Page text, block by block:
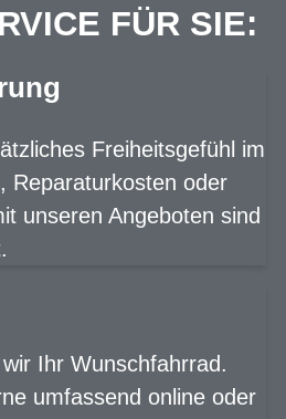
FÜR SIE:
Freiheitsgefühl im
Reparaturkosten oder
unseren Angeboten sind
Ihr Wunschfahrrad.
umfassend online oder